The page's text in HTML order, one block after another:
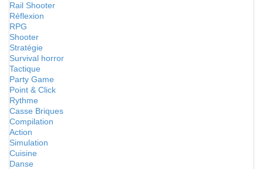
Rail Shooter
Réflexion
RPG
Shooter
Stratégie
Survival horror
Tactique
Party Game
Point & Click
Rythme
Casse Briques
Compilation
Action
Simulation
Cuisine
Danse